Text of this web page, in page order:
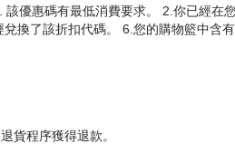
優惠碼有最低消費要求。 2.你已經在
換了該折扣代碼。 6.您的購物籃中含
貨程序獲得退款。